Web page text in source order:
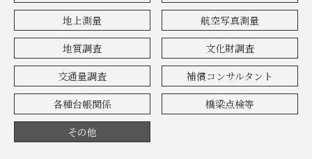
地上測量
航空写真測量
地質調査
文化財調査
交通量調査
補償コンサルタント
各種台帳関係
橋梁点検等
その他